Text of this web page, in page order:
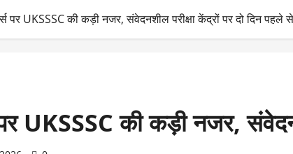
पर UKSSSC की कड़ी नजर, संवेदनशील परीक्षा केंद्रों पर दो दिन पहले से
UKSSSC की कड़ी नजर,